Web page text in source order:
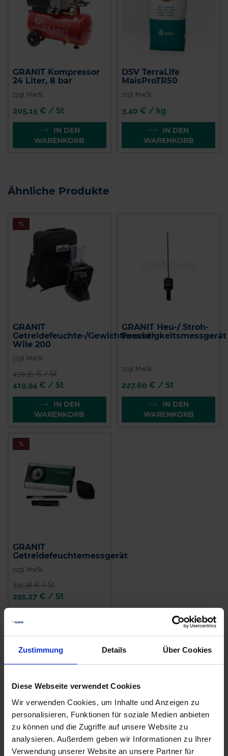
Zustimmung Details Über Cookies
Diese Webseite verwendet Cookies
Wir verwenden Cookies, um Inhalte und Anzeigen zu
personalisieren, Funktionen für soziale Medien anbieten
zu können und die Zugriffe auf unsere Website zu
analysieren. Außerdem geben wir Informationen zu Ihrer
Verwendung unserer Website an unsere Partner für
GRANIT Kompressor
24 Liter, 8 bar
zzgl. MwSt.
205,15 € / St
IN DEN
WARENKORB
DSV TerraLife
MaisProTR50
zzgl. MwSt.
3,40 € / kg
IN DEN
WARENKORB
Ähnliche Produkte
%
GRANIT
Getreidefeuchte-/Gewichtmesser
Wile 200
zzgl. MwSt.
459,35 € / St
419,94 € / St
IN DEN
WARENKORB
GRANIT Heu-/ Stroh-
Feuchtigkeitsmessgerät
zzgl. MwSt.
227,60 € / St
IN DEN
WARENKORB
%
GRANIT
Getreidefeuchtemessgerät
zzgl. MwSt.
331,38 € / St
291,27 € / St
301,13 € / St
301,13 €pro 1 Stück
358,34 €
inkl. 19% MwSt.,zzgl. Versandkosten